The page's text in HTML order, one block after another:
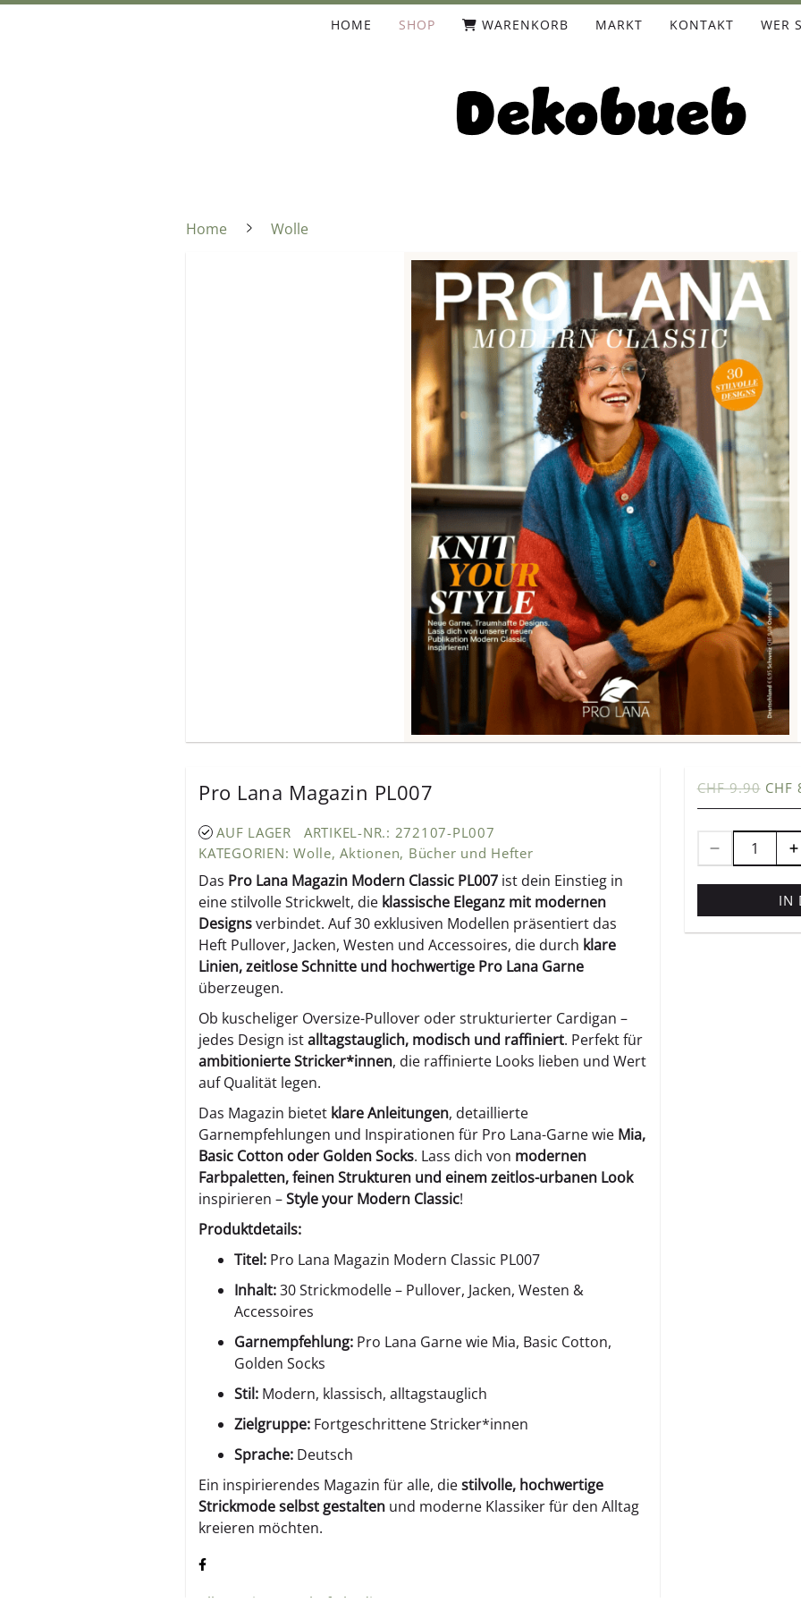
HOME SHOP WARENKORB MARKT KONTAKT WER
Home Wolle
Pro Lana Magazin PL007
AUF LAGER
ARTIKEL-NR.: 272107-PL007
KATEGORIEN: Wolle,Aktionen, Bücher und Hefter
Das Pro Lana Magazin Modern Classic PL007 ist dein Einstieg in
eine stilvolle Strickwelt, die klassische Eleganz mit modernen
Designsverbindet. Auf 30 exklusiven Modellen präsentiert das
Heft Pullover, Jacken, Westen und Accessoires, die durch klare
Linien, zeitlose Schnitte und hochwertige Pro Lana Garne
überzeugen.
Ob kuscheliger Oversize-Pullover oder strukturierter Cardigan –
jedes Design istalltagstauglich, modisch und raffiniert. Perfekt für
ambitionierte Stricker*innen, die raffinierte Looks lieben und Wert
auf Qualität legen.
Das Magazin bietet klare Anleitungen, detaillierte
Garnempfehlungen und Inspirationen für Pro Lana-Garne wie Mia,
Basic Cotton oder Golden Socks. Lass dich von modernen
Farbpaletten, feinen Strukturen und einem zeitlos-urbanen Look
inspirieren –Style your Modern Classic!
Produktdetails:
Titel: Pro Lana Magazin Modern Classic PL007
Inhalt:30 Strickmodelle – Pullover, Jacken, Westen &
Accessoires
Garnempfehlung: Pro Lana Garne wie Mia, Basic Cotton,
Golden Socks
Stil: Modern, klassisch, alltagstauglich
Zielgruppe: Fortgeschrittene Stricker*innen
Sprache: Deutsch
Ein inspirierendes Magazin für alle, diestilvolle, hochwertige
Strickmode selbst gestalten und moderne Klassiker für den Alltag
kreieren möchten.
CHF 9.90 CHF
IN